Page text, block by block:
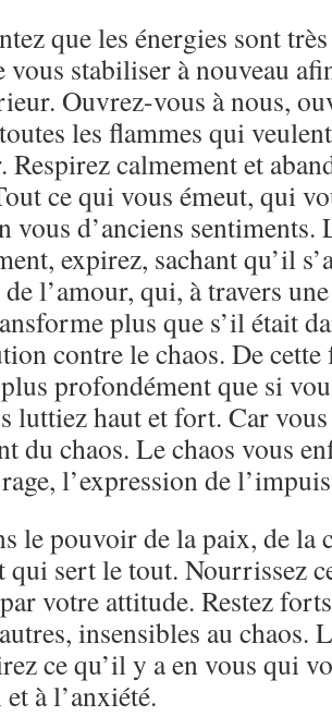
que les énergies sont
vous stabiliser à nouveau
Ouvrez-vous à nous,
les flammes qui
Respirez calmement et
ce qui vous émeut, qui
vous d’anciens sentiments.
expirez, sachant qu’il
l’amour, qui, à travers
plus que s’il était
contre le chaos. De
profondément que si
luttiez haut et fort. Car
du chaos. Le chaos vous
l’expression de
le pouvoir de la paix, de la
qui sert le tout. Nourrissez
votre attitude. Restez
insensibles au chaos.
ce qu’il y a en vous qui
à l’anxiété.